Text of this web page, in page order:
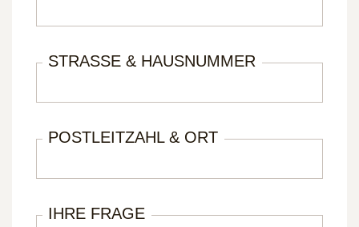
STRASSE & HAUSNUMMER
POSTLEITZAHL & ORT
IHRE FRAGE